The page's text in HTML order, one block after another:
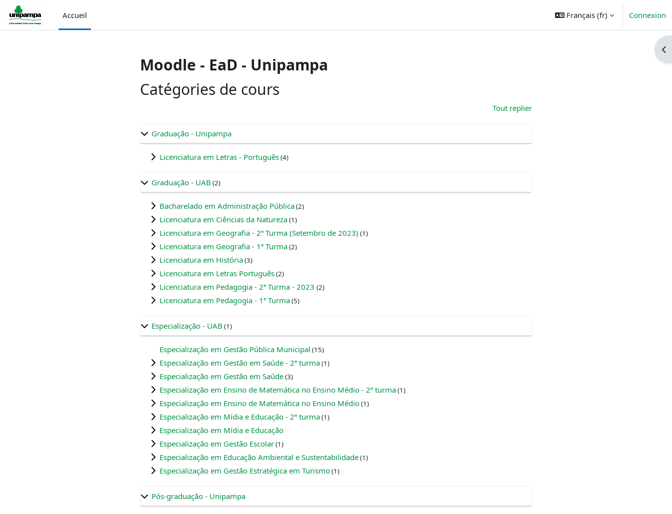
Passer au contenu principal
Accueil
Français ‎(fr)‎ Connexion
Moodle - EaD - Unipampa
Catégories de cours
Tout replier
Graduação - Unipampa
Licenciatura em Letras - Português(4)
Graduação - UAB (2)
Bacharelado em Administração Pública(2)
Licenciatura em Ciências da Natureza(1)
Licenciatura em Geografia - 2ª Turma (Setembro de 2023) (1)
Licenciatura em Geografia - 1ª Turma(2)
Licenciatura em História(3)
Licenciatura em Letras Português(2)
Licenciatura em Pedagogia - 2ª Turma - 2023 (2)
Licenciatura em Pedagogia - 1ª Turma(5)
Especialização - UAB (1)
Especialização em Gestão Pública Municipal (15)
Especialização em Gestão em Saúde - 2ª turma(1)
Especialização em Gestão em Saúde(3)
Especialização em Ensino de Matemática no Ensino Médio - 2ª turma(1)
Especialização em Ensino de Matemática no Ensino Médio(1)
Especialização em Mídia e Educação - 2ª turma(1)
Especialização em Mídia e Educação
Especialização em Gestão Escolar(1)
Especialização em Educação Ambiental e Sustentabilidade(1)
Especialização em Gestão Estratégica em Turismo(1)
Pós-graduação - Unipampa